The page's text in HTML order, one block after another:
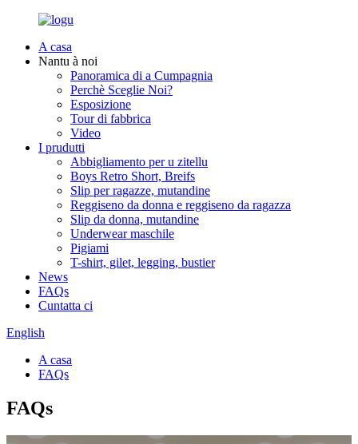
A casa
Nantu à noi
Panoramica di a Cumpagnia
Perchè Sceglie Noi?
Esposizione
Tour di fabbrica
Video
I prudutti
Abbigliamento per u zitellu
Boys Retro Short, Breifs
Slip per ragazze, mutandine
Reggiseno da donna e reggiseno da ragazza
Slip da donna, mutandine
Underwear maschile
Pigiami
T-shirt, gilet, legging, bustier
News
FAQs
Cuntatta ci
English
A casa
FAQs
FAQs